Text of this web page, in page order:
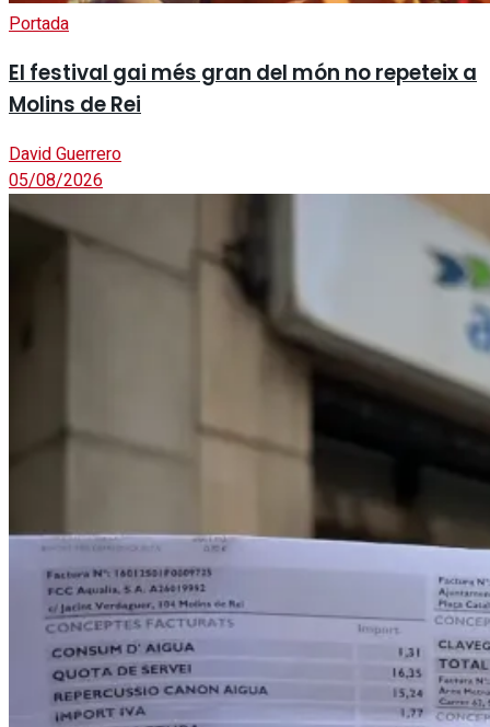
Portada
El festival gai més gran del món no repeteix a
Molins de Rei
David Guerrero
05/08/2026